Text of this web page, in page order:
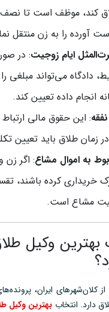
کند، موظف است تا نصف
آورده را به زن منتقل
ایام زوجیت: در
دادگاه می‌تواند مبلغی
انجام داده تعیین کند.
: این حقوق مالی
زمان طلاق باید تعیین
به اموال مشاع: اگر زن
خریداری کرده باشند،
مشاع است.
بهترین وکیل
کلان‌شهرهای ایران،
دارد. انتخاب بهترین وکیل